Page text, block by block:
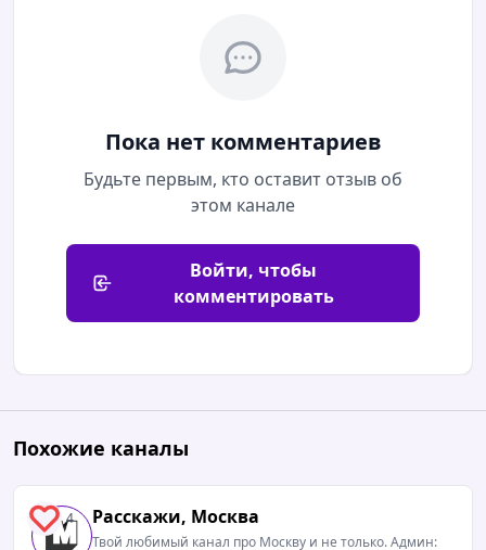
Пока нет комментариев
Будьте первым, кто оставит отзыв об
этом канале
Войти, чтобы
комментировать
Похожие каналы
4 Расскажи, Москва
Твой любимый канал про Москву и не только. Админ: